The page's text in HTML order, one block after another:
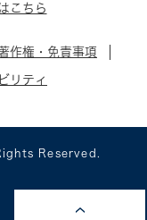
こちら
作権・免責事項
リティ
Reserved.